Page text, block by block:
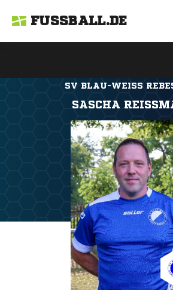
FUSSBALL.DE
SV BLAU-WEISS
SASCHA